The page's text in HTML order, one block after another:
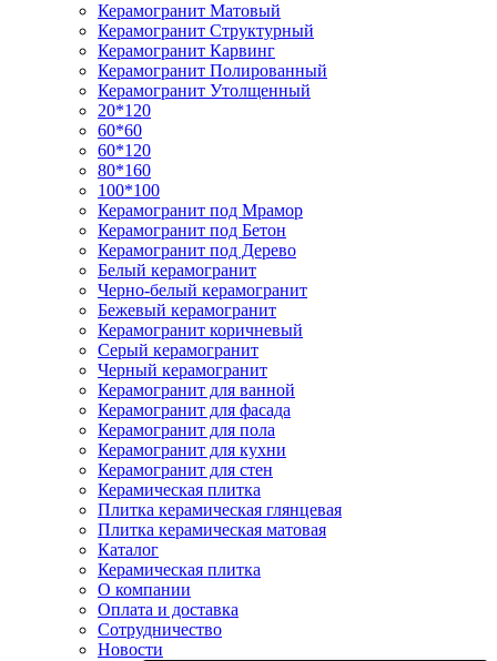
Керамогранит Матовый
Керамогранит Структурный
Керамогранит Карвинг
Керамогранит Полированный
Керамогранит Утолщенный
20*120
60*60
60*120
80*160
100*100
Керамогранит под Мрамор
Керамогранит под Бетон
Керамогранит под Дерево
Белый керамогранит
Черно-белый керамогранит
Бежевый керамогранит
Керамогранит коричневый
Серый керамогранит
Черный керамогранит
Керамогранит для ванной
Керамогранит для фасада
Керамогранит для пола
Керамогранит для кухни
Керамогранит для стен
Керамическая плитка
Плитка керамическая глянцевая
Плитка керамическая матовая
Каталог
Керамическая плитка
О компании
Оплата и доставка
Сотрудничество
Новости